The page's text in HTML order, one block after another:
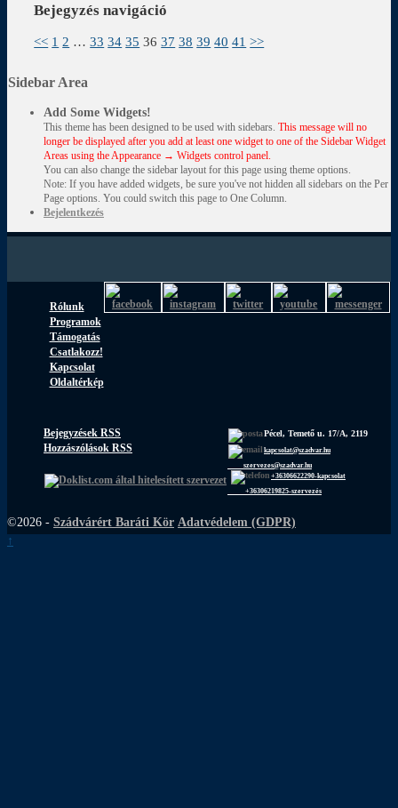
Bejegyzés navigáció
<< 1 2 … 33 34 35 36 37 38 39 40 41 >>
Sidebar Area
Add Some Widgets!
This theme has been designed to be used with sidebars. This message will no
longer be displayed after you add at least one widget to one of the Sidebar Widget
Areas using the Appearance → Widgets control panel.
You can also change the sidebar layout for this page using theme options.
Note: If you have added widgets, be sure you've not hidden all sidebars on the Per
Page options. You could switch this page to One Column.
Bejelentkezés
Rólunk
Programok
Támogatás
Csatlakozz!
Kapcsolat
Oldaltérkép
Bejegyzések RSS
Hozzászólások RSS
Pécel, Temető u. 17/A, 2119
kapcsolat@szadvar.hu
szervezes@szadvar.hu
+36306622290-kapcsolat
+36306219825-szervezés
©2026 - Szádvárért Baráti Kör Adatvédelem (GDPR)
↑